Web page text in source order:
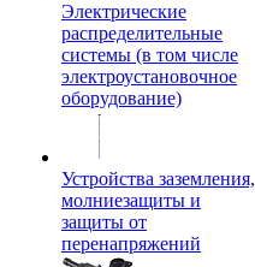
Электрические
распределительные
системы (в том числе
электроустановочное
оборудование)
Устройства заземления,
молниезащиты и
защиты от
перенапряжений